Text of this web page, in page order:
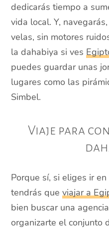
dedicarás tiempo a
vida local. Y,
velas, sin motores
la dahabiya si ves
puedes guardar unas
lugares como las
Simbel.
Viaje para
Porque sí, si eliges ir en
tendrás queviajar a
bien buscar una
organizarte el conjunto